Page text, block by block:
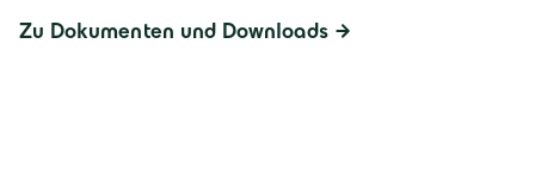
Zu Dokumenten und Downloads